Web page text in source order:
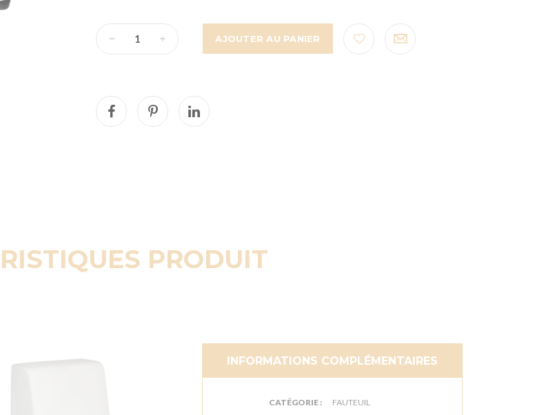
AJOUTER AU PANIER
PRODUIT
INFORMATIONS COMPLÉMENTAIRES
CATÉGORIE : FAUTEUIL